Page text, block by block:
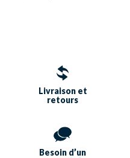
Livraison et
retours
Besoin d’un